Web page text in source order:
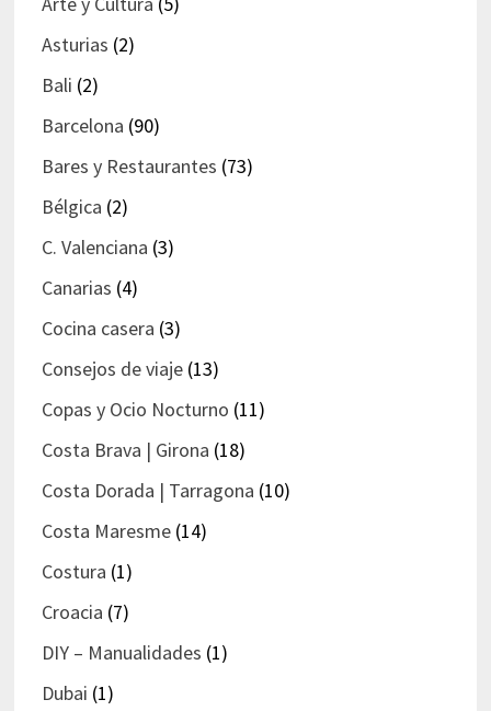
Asturias (2)
Bali (2)
Barcelona (90)
Bares y Restaurantes (73)
Bélgica (2)
C. Valenciana (3)
Canarias (4)
Cocina casera (3)
Consejos de viaje(13)
Copas y Ocio Nocturno (11)
Costa Brava | Girona (18)
Costa Dorada | Tarragona (10)
Costa Maresme(14)
Costura (1)
Croacia (7)
DIY – Manualidades (1)
Dubai (1)